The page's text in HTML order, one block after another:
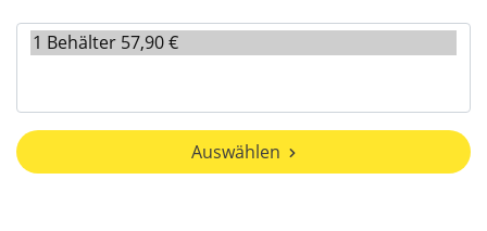
Auswählen